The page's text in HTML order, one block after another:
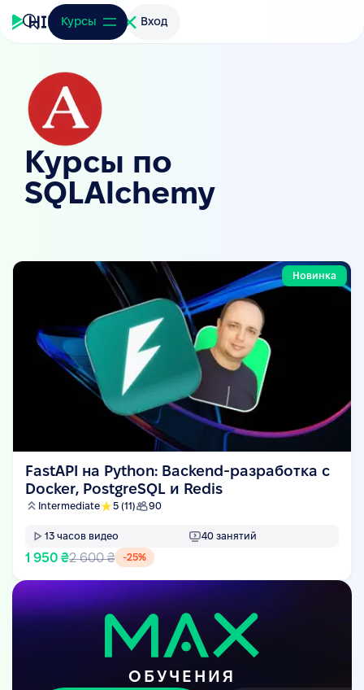
Курсы Вход
Курсы по
SQLAlchemy
Новинка
FastAPI на Python: Backend-разработка с
Docker, PostgreSQL и Redis
Intermediate 5 (11) 90
13 часов видео 40 занятий
1 950 ₴2 600 ₴ -25%
ОБУЧЕНИЯ